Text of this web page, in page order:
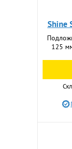
Shine
125